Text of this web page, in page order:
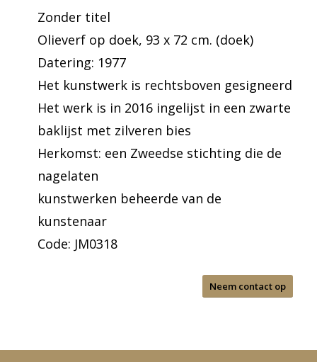
Zonder titel
Olieverf op doek, 93 x 72 cm. (doek)
Datering: 1977
Het kunstwerk is rechtsboven gesigneerd
Het werk is in 2016 ingelijst in een zwarte
baklijst met zilveren bies
Herkomst: een Zweedse stichting die de
nagelaten
kunstwerken beheerde van de
kunstenaar
Code: JM0318
Neem contact op